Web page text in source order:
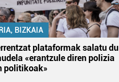
BIZKAIA
plataformak salatu du
«erantzule diren polizia
politikoak»